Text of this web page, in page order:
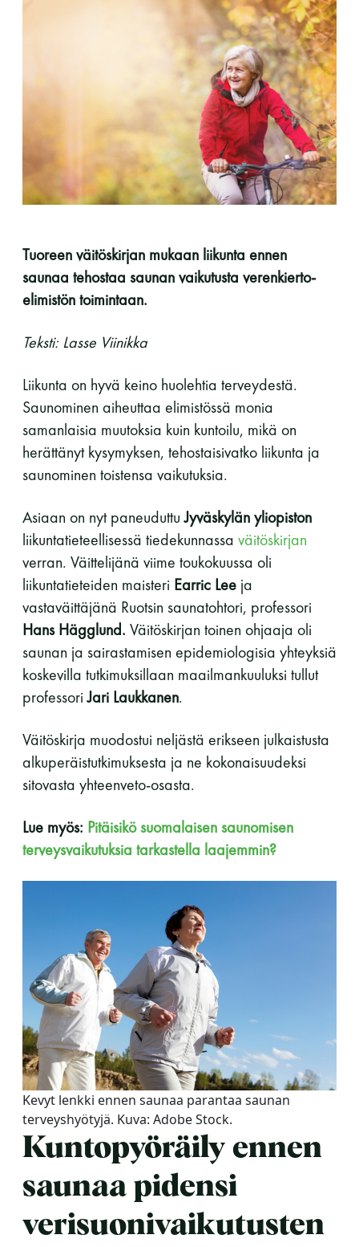
myös helatorstaina
-Naisten päivät ovat maanantai ja
torstai
-Miesten päivät tiistai, keskiviikko,
perjantai ja lauantai
jaettu lauantai
Vieras jäsenen seurassa
25 €
Jäsenen lapsi 7-18 v.
Lapsi alle 7 v.
ilmainen
11 saunomiskerran kortti
120€
3kk kortti - M / N
Vuosikortti - M / N
695€ / 275€
Suomen Saunaseura ry
Vaskiniementie 10, 00200 Helsinki
Kahvio/kassa 050 372 4167
Y-tunnus: 0116872-9
Tietosuojaseloste
YHTEYSTIEDOT
Saunaseuran tarkoitus
Suomen Saunaseura vaalii perinteisiä, kohteliaita
saunomistapoja, joiden perustana on toisten
saunarauhan kunnioittaminen. Seura vaalii
saunakulttuuria ja pyrkii kehittämään suomalaista
saunaa ja edistämään sitä koskevaa tutkimusta.
Tuoreen väitöskirjan mukaan liikunta ennen
saunaa tehostaa saunan vaikutusta verenkierto-
elimistön toimintaan.
Teksti: Lasse Viinikka
Liikunta on hyvä keino huolehtia terveydestä.
Saunominen aiheuttaa elimistössä monia
samanlaisia muutoksia kuin kuntoilu, mikä on
herättänyt kysymyksen, tehostaisivatko liikunta ja
saunominen toistensa vaikutuksia.
Asiaan on nyt paneuduttuJyväskylän yliopiston
liikuntatieteellisessä tiedekunnassa väitöskirjan
verran. Väittelijänä viime toukokuussa oli
liikuntatieteiden maisteri Earric Lee ja
vastaväittäjänä Ruotsin saunatohtori, professori
Hans Hägglund. Väitöskirjan toinen ohjaaja oli
saunan ja sairastamisen epidemiologisia yhteyksiä
koskevilla tutkimuksillaan maailmankuuluksi tullut
professoriJari Laukkanen.
Väitöskirja muodostui neljästä erikseen julkaistusta
alkuperäistutkimuksesta ja ne kokonaisuudeksi
sitovasta yhteenveto-osasta.
Lue myös: Pitäisikö suomalaisen saunomisen
terveysvaikutuksia tarkastella laajemmin?
Kevyt lenkki ennen saunaa parantaa saunan
terveyshyötyjä. Kuva: Adobe Stock.
Kuntopyöräily ennen
saunaa pidensi
verisuonivaikutusten